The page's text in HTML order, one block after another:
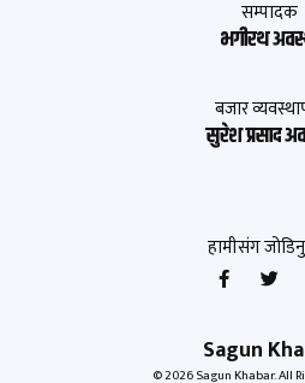
Sagun
© 2026 Sagun Khabar. All
सम्पादक
भगीरथ
बजार
सुरेश प्रसाद
हामीसंग